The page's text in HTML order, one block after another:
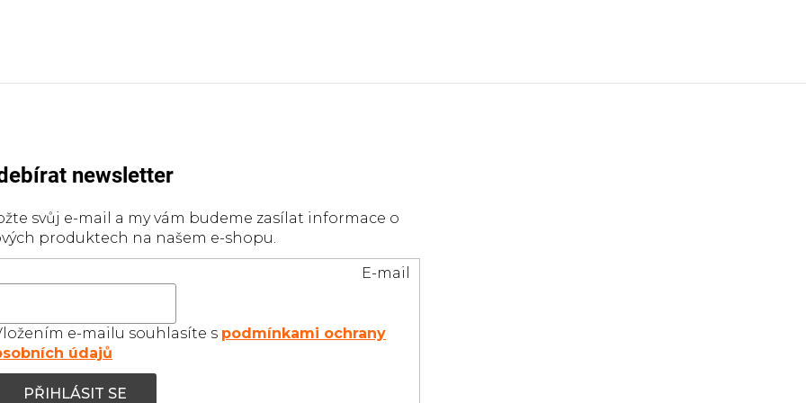
newsletter
svůj e-mail a my vám budeme zasílat informace o
produktech na našem e-shopu.
E-mail
e-mailu souhlasíte s podmínkami ochrany
údajů
PŘIHLÁSIT SE